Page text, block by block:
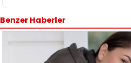
Benzer Haberler